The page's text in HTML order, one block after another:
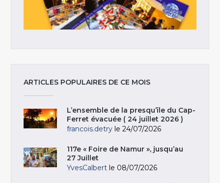
ARTICLES POPULAIRES DE CE MOIS
L’ensemble de la presqu’île du Cap-
Ferret évacuée ( 24 juillet 2026 )
francois.detry le 24/07/2026
117e « Foire de Namur », jusqu’au
27 Juillet
YvesCalbert le 08/07/2026